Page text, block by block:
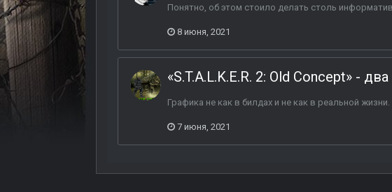
Понятно, об этом стоило делать столь
8 июня, 2021
«S.T.A.L.K.E.R. 2: Old Concept» -
Графика не как в билдах и не как в реальной
7 июня, 2021